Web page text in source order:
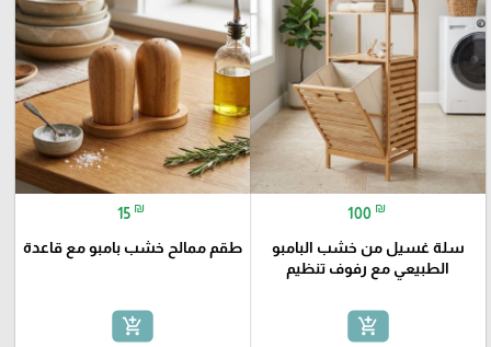
100 ₪
سلة غسيل من خشب البامبو
الطبيعي مع رفوف تنظيم
add_shopping_cart
15 ₪
طقم ممالح خشب بامبو مع قاعدة
add_shopping_cart